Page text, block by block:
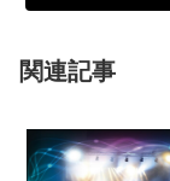
関連記事